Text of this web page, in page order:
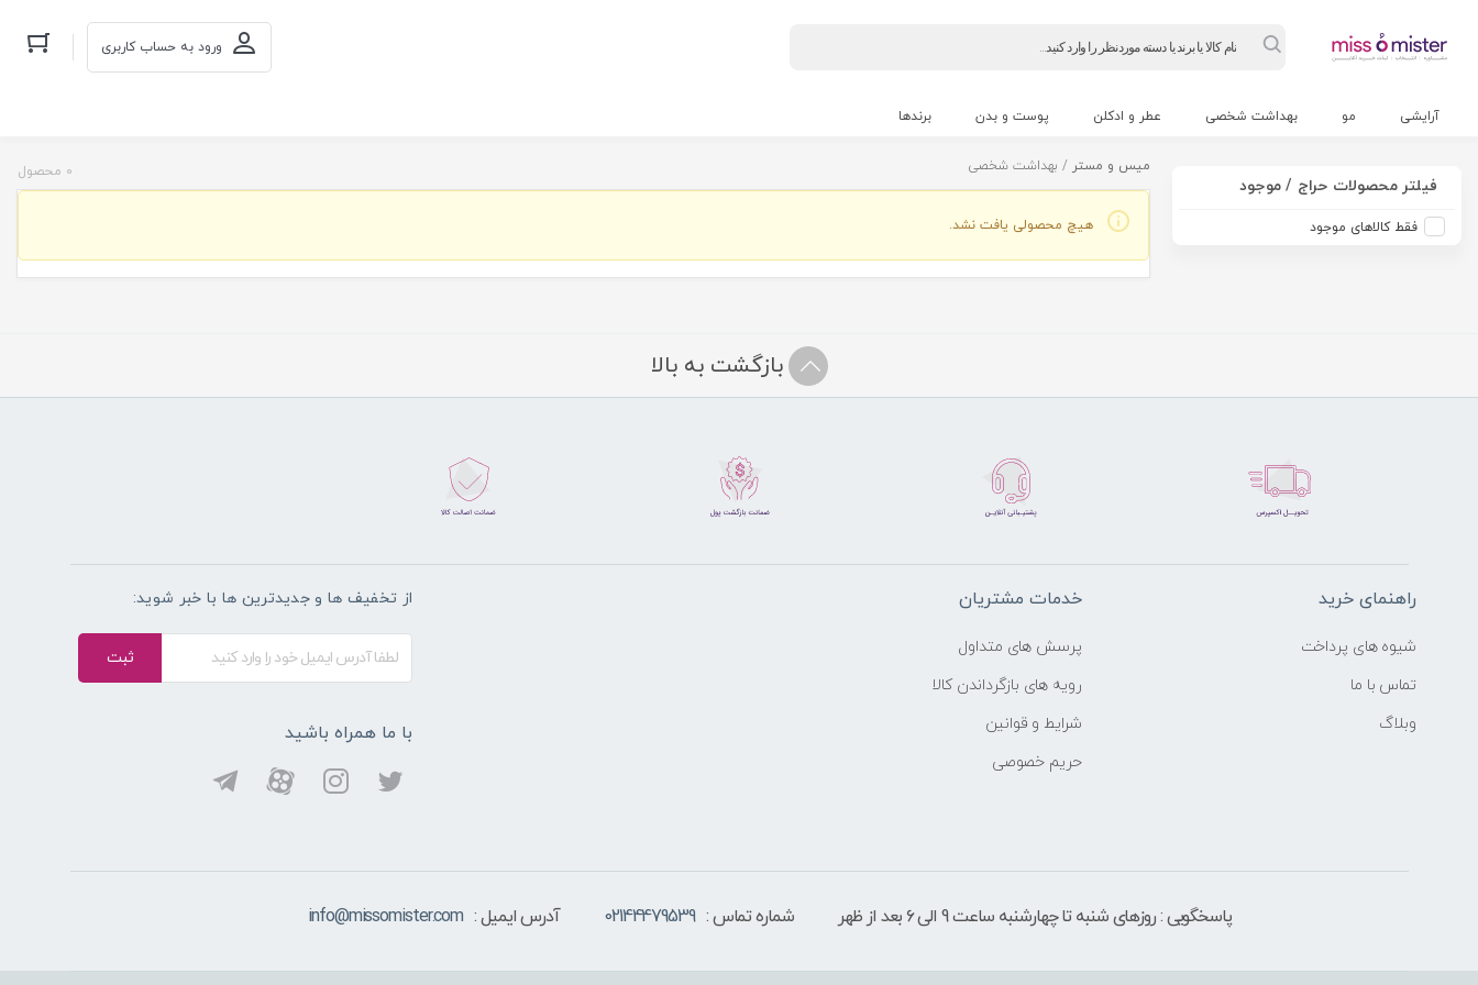
Products
search ورود به حساب کاربری
آرایشی مو بهداشت شخصی عطر و ادکلن پوست و بدن برندها
فیلتر محصولات حراج / موجود
فقط کالاهای موجود
میس و مستر / بهداشت شخصی 0 محصول
هیچ محصولی یافت نشد.
بازگشت به بالا
راهنمای خرید
شیوه های پرداخت
تماس با ما
وبلاگ
خدمات مشتریان
پرسش های متداول
رویه های بازگرداندن کالا
شرایط و قوانین
حریم خصوصی
از تخفیف ها و جدیدترین ها با خبر شوید:
ثبت
با ما همراه باشید
پاسخگویی : روزهای شنبه تا چهارشنبه ساعت 9 الی ۶ بعد از ظهر شماره تماس : 02144479539 آدرس ایمیل : info@missomister.com